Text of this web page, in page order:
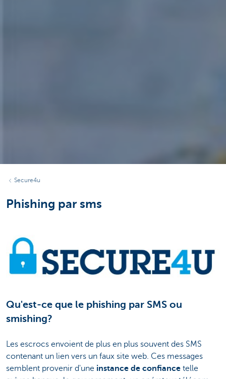
Secure4u
Phishing par sms
Qu'est-ce que le phishing par SMS ou
smishing?
Les escrocs envoient de plus en plus souvent des SMS
contenant un lien vers un faux site web. Ces messages
semblent provenir d'une instance de confiance telle